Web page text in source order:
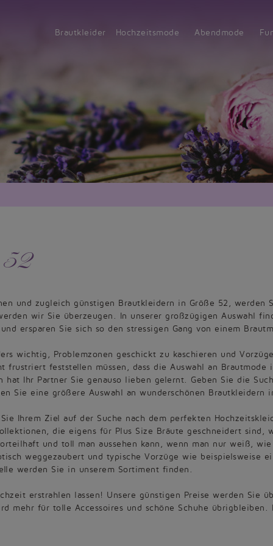
Brautkleider Hochzeitsmode Abendmode
und zugleich günstigen Brautkleidern in Größe 52,
wir Sie überzeugen. In unserer großzügigen Auswahl
ersparen Sie sich so den stressigen Gang von einem
wichtig, Problemzonen geschickt zu kaschieren und
frustriert feststellen müssen, dass die Auswahl an
Ihr Partner Sie genauso lieben gelernt. Geben Sie die
Sie eine größere Auswahl an wunderschönen Brautkleidern
Ihrem Ziel auf der Suche nach dem perfekten
die eigens für Plus Size Bräute geschneidert sind,
und toll man aussehen kann, wenn man nur weiß,
weggezaubert und typische Vorzüge wie beispielsweise
werden Sie in unserem Sortiment finden.
erstrahlen lassen! Unsere günstigen Preise werden Sie
mehr für tolle Accessoires und schöne Schuhe